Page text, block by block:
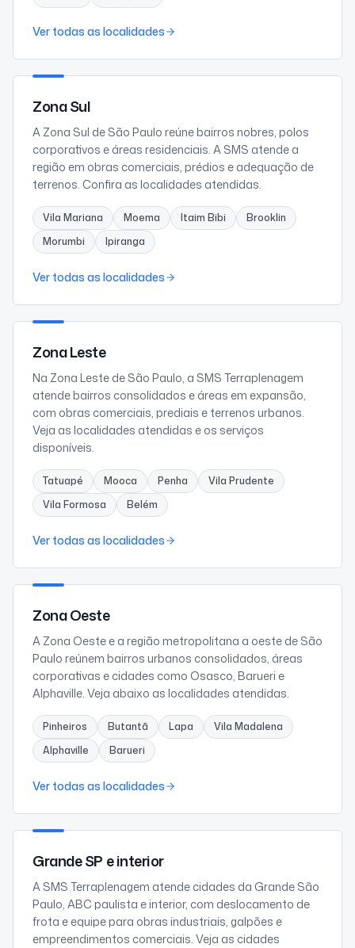
Ver todas as localidades
Zona Sul
A Zona Sul de São Paulo reúne bairros nobres, polos
corporativos e áreas residenciais. A SMS atende a
região em obras comerciais, prédios e adequação de
terrenos. Confira as localidades atendidas.
Vila Mariana Moema Itaim Bibi
Brooklin
Morumbi
Ipiranga
Ver todas as localidades
Zona Leste
Na Zona Leste de São Paulo, a SMS Terraplenagem
atende bairros consolidados e áreas em expansão,
com obras comerciais, prediais e terrenos urbanos.
Veja as localidades atendidas e os serviços
disponíveis.
Tatuapé Mooca Penha
Vila Prudente
Vila Formosa
Belém
Ver todas as localidades
Zona Oeste
A Zona Oeste e a região metropolitana a oeste de São
Paulo reúnem bairros urbanos consolidados, áreas
corporativas e cidades como Osasco, Barueri e
Alphaville. Veja abaixo as localidades atendidas.
Pinheiros Butantã Lapa
Vila Madalena
Alphaville
Barueri
Ver todas as localidades
Grande SP e interior
A SMS Terraplenagem atende cidades da Grande São
Paulo, ABC paulista e interior, com deslocamento de
frota e equipe para obras industriais, galpões e
empreendimentos comerciais. Veja as cidades